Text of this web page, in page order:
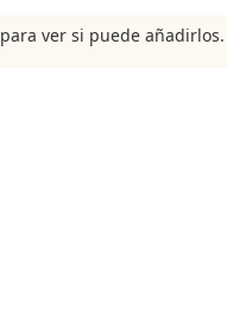
para ver si puede añadirlos.